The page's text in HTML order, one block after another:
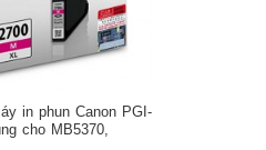
in phun Canon PGI-
cho MB5370,